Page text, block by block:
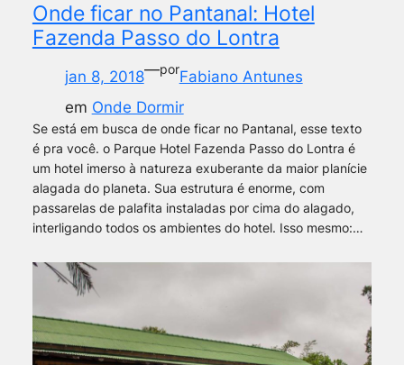
Onde ficar no Pantanal: Hotel
Fazenda Passo do Lontra
jan 8, 2018—porFabiano Antunes
em Onde Dormir
Se está em busca de onde ficar no Pantanal, esse texto
é pra você. o Parque Hotel Fazenda Passo do Lontra é
um hotel imerso à natureza exuberante da maior planície
alagada do planeta. Sua estrutura é enorme, com
passarelas de palafita instaladas por cima do alagado,
interligando todos os ambientes do hotel. Isso mesmo:…